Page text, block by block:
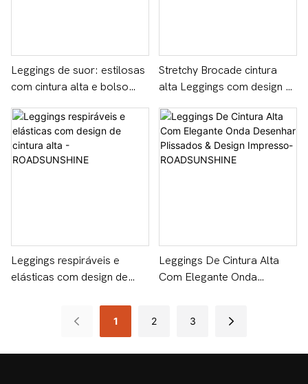
Leggings de suor: estilosas
com cintura alta e bolso
Stretchy Brocade cintura
alta Leggings com design e
ROADSUNSHINE
Leggings respiráveis ​​e
elásticas com design de
Leggings De Cintura Alta
Com Elegante Onda
ROADSUNSHINE
1 2 3